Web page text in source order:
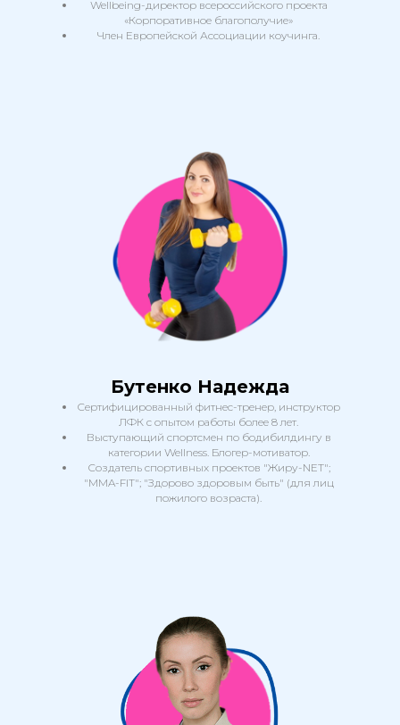
Wellbeing-директор всероссийского проекта
«Корпоративное благополучие»
Член Европейской Ассоциации коучинга.
Бутенко Надежда
Сертифицированный фитнес-тренер, инструктор
ЛФК с опытом работы более 8 лет.
Выступающий спортсмен по бодибилдингу в
категории Wellness. Блогер-мотиватор.
Создатель спортивных проектов "Жиру-NET";
"MMA-FIT"; "Здорово здоровым быть" (для лиц
пожилого возраста).